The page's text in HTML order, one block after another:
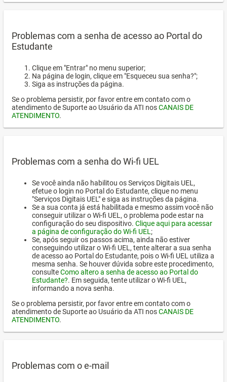
Problemas com a senha de acesso ao Portal do
Estudante
Clique em "Entrar" no menu superior;
Na página de login, clique em "Esqueceu sua senha?";
Siga as instruções da página.
Se o problema persistir, por favor entre em contato com o
atendimento de Suporte ao Usuário da ATI nosCANAIS DE
ATENDIMENTO.
Problemas com a senha do Wi-fi UEL
Se você ainda não habilitou os Serviços Digitais UEL,
efetue o login no Portal do Estudante, clique no menu
"Serviços Digitais UEL" e siga as instruções da página.
Se a sua conta já está habilitada e mesmo assim você não
conseguir utilizar o Wi-fi UEL, o problema pode estar na
configuração do seu dispositivo. Clique aqui para acessar
a página de configuração do Wi-fi UEL ;
Se, após seguir os passos acima, ainda não estiver
conseguindo utilizar o Wi-fi UEL, tente alterar a sua senha
de acesso ao Portal do Estudante, pois o Wi-fi UEL utiliza a
mesma senha. Se houver dúvida sobre este procedimento,
consulteComo altero a senha de acesso ao Portal do
Estudante?. Em seguida, tente utilizar o Wi-fi UEL,
informando a nova senha.
Se o problema persistir, por favor entre em contato com o
atendimento de Suporte ao Usuário da ATI nosCANAIS DE
ATENDIMENTO.
Problemas com o e-mail